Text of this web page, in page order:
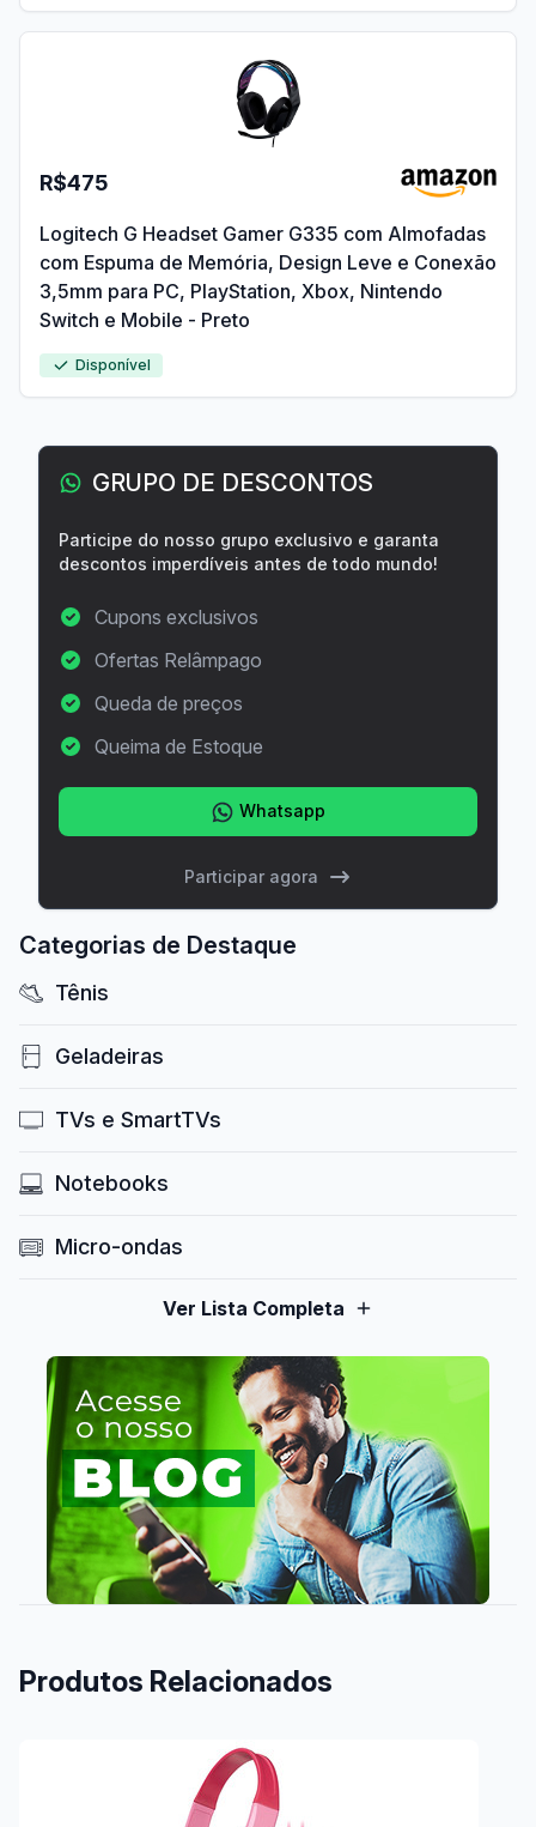
R$475
Logitech G Headset Gamer G335 com Almofadas
com Espuma de Memória, Design Leve e Conexão
3,5mm para PC, PlayStation, Xbox, Nintendo
Switch e Mobile - Preto
Disponível
GRUPO DE DESCONTOS
Participe do nosso grupo exclusivo e garanta
descontos imperdíveis antes de todo mundo!
Cupons exclusivos
Ofertas Relâmpago
Queda de preços
Queima de Estoque
Whatsapp
Participar agora
Categorias de Destaque
Tênis
Geladeiras
TVs e SmartTVs
Notebooks
Micro-ondas
Ver Lista Completa
Produtos Relacionados